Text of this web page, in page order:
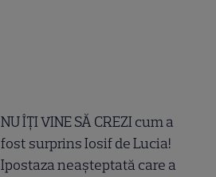
NU ÎȚI VINE SĂ CREZI cum a
fost surprins Iosif de Lucia!
Ipostaza neașteptată care a